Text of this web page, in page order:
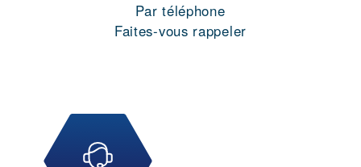
Par téléphone
Faites-vous rappeler